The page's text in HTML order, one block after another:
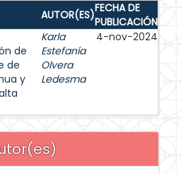
AUTOR(ES)FECHA DE
PUBLICACIÓN
de
de
y
Karla
Estefanía
Olvera
Ledesma
4-nov-2024